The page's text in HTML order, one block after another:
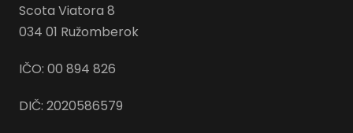
Scota Viatora 8
034 01 Ružomberok
IČO: 00 894 826
DIČ: 2020586579